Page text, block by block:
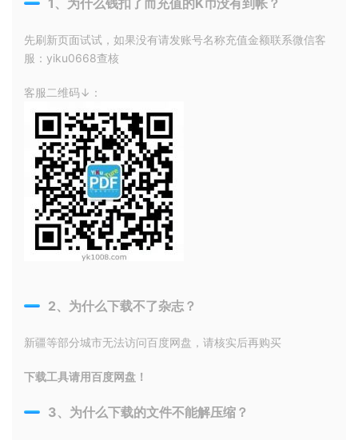
先刷新页面试试，如果没有请发账号名称充值金额联系微信客
服：yiku0668查核
客服二维码↓：
2、为什么下载不了杂志？
新疆等部分城市无法访问百度网盘，请核实后再购买
下载工具请用百度网盘！
3、为什么下载的文件不能解压缩？